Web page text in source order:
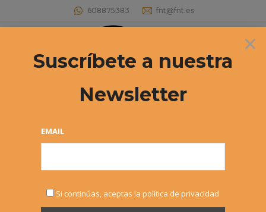
608875383 fnt@fnt.es
Buscar:
NOTICIAS
×
Suscríbete a nuestra
Newsletter
EMAIL
Si continúas, aceptas la política de privacidad